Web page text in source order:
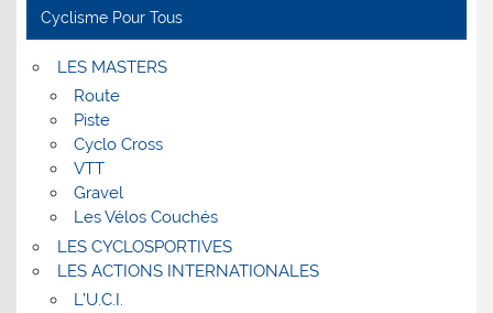
Cyclisme Pour Tous
LES MASTERS
Route
Piste
Cyclo Cross
VTT
Gravel
Les Vélos Couchés
LES CYCLOSPORTIVES
LES ACTIONS INTERNATIONALES
L’U.C.I.